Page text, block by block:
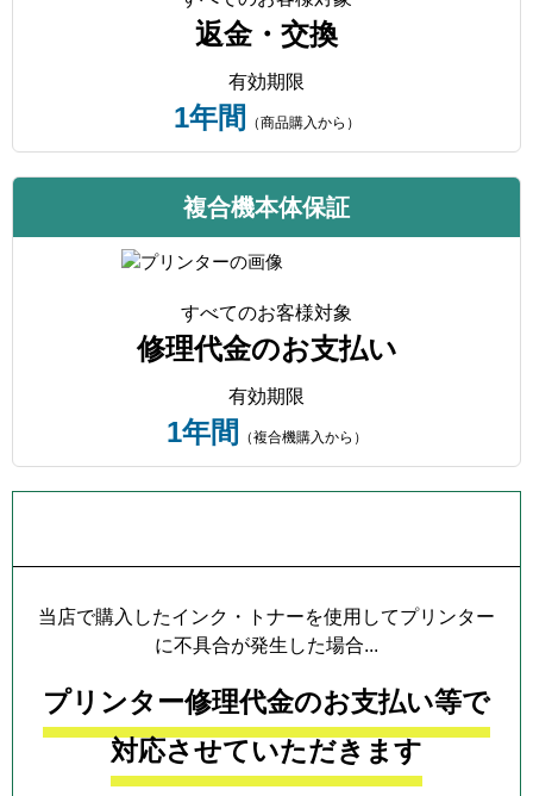
返金・交換
有効期限
1年間 （商品購入から）
複合機本体保証
すべてのお客様対象
修理代金のお支払い
有効期限
1年間 （複合機購入から）
当店で購入したインク・トナーを使用してプリンター
に不具合が発生した場合...
プリンター修理代金のお支払い等で
対応させていただきます